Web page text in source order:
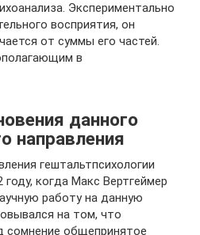
Экспериментально
восприятия, он
от суммы его частей.
в
данного
направления
гештальтпсихологии
когда Макс Вертгеймер
работу на данную
на том, что
сомнение общепринятое